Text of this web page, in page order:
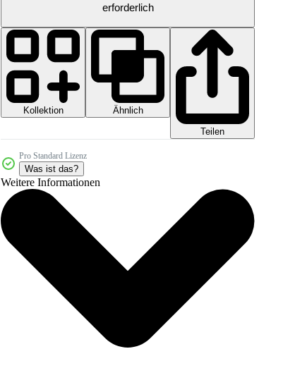
erforderlich
Kollektion
Ähnlich
Teilen
Pro Standard Lizenz
Was ist das?
Weitere Informationen